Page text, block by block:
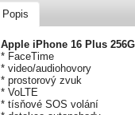
Popis
Apple iPhone 16 Plus
* FaceTime
* video/audiohovory
* prostorový zvuk
* VoLTE
* tísňové SOS volání